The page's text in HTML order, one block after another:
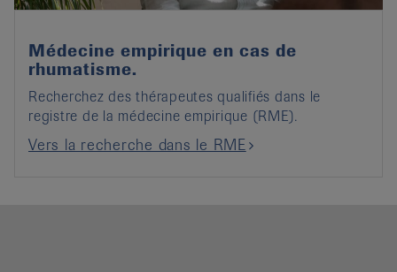
Médecine empirique en cas de
rhumatisme.
Recherchez des thérapeutes qualifiés dans le
registre de la médecine empirique (RME).
Vers la recherche dans le RME